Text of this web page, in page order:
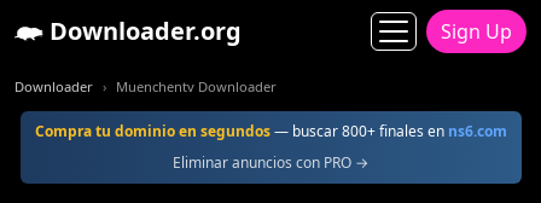
Downloader.org Sign Up
Downloader Muenchentv Downloader
Compra tu dominio en segundos— buscar 800+ finales en ns6.com
Eliminar anuncios con PRO →